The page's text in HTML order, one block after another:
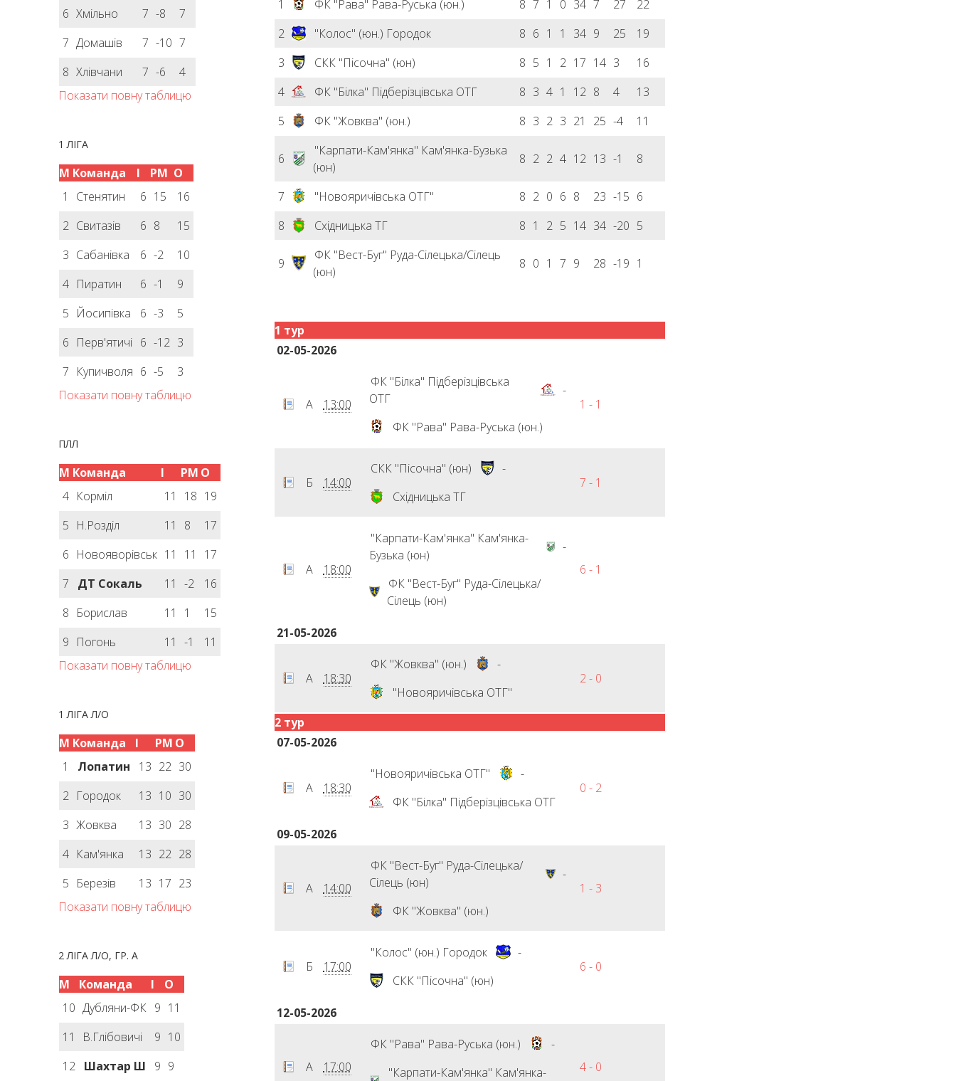
6 Хмільно 7 -8
7
7 Домашів 7 -10 7
8 Хлівчани 7 -6
4
Показати повну таблицю
1 ЛІГА
М Команда І РМ О
1
Стенятин 6 15
16
2 Свитазів 6 8
15
3 Сабанівка 6 -2
10
4 Пиратин 6 -1
9
5 Йосипівка 6 -3
5
6 Перв'ятичі 6 -12 3
7 Купичволя 6 -5
3
Показати повну таблицю
ПЛЛ
М Команда І РМ О
4 Корміл 11 18 19
5 Н.Розділ 11 8
17
6 Новояворівськ 11 11
17
7
ДТ Сокаль 11 -2
16
8 Борислав 11 1
15
9 Погонь 11 -1
11
Показати повну таблицю
1 ЛІГА Л/О
М Команда І РМ О
1
Лопатин 13 22 30
2 Городок 13 10 30
3 Жовква 13 30 28
4 Кам'янка 13 22 28
5 Березів 13 17 23
Показати повну таблицю
2 ЛІГА Л/О, ГР. А
М Команда І
О
10 Дубляни-ФК 9 11
11
В.Глібовичі 9 10
12 Шахтар Ш 9 9
1
ФК "Рава" Рава-Руська (юн.) 8 7 1 0 34 7 27
22
2
"Колос" (юн.) Городок 8 6 1 1 34 9 25
19
3
СКК "Пісочна" (юн) 8 5 1 2 17 14 3
16
4
ФК "Білка" Підберізцівська ОТГ 8 3 4 1 12 8 4
13
5
ФК "Жовква" (юн.) 8 3 2 3 21 25 -4 11
6
"Карпати-Кам'янка" Кам'янка-Бузька
(юн)
8 2 2 4 12 13 -1 8
7 "Новояричівська ОТГ" 8 2 0 6 8 23 -15 6
8
Східницька ТГ 8 1 2 5 14 34 -20 5
9
ФК "Вест-Буг" Руда-Сілецька/Сілець
(юн)
8 0 1 7 9 28 -19 1
1 тур
02-05-2026
А 13:00
ФК "Білка" Підберізцівська
ОТГ
-
ФК "Рава" Рава-Руська (юн.)
1 - 1
Б 14:00
СКК "Пісочна" (юн)
-
Східницька ТГ
7 - 1
А 18:00
"Карпати-Кам'янка" Кам'янка-
Бузька (юн)
-
ФК "Вест-Буг" Руда-Сілецька/
Сілець (юн)
6 - 1
21-05-2026
А 18:30
ФК "Жовква" (юн.)
-
"Новояричівська ОТГ"
2 - 0
2 тур
07-05-2026
А 18:30
"Новояричівська ОТГ"
-
ФК "Білка" Підберізцівська ОТГ
0 - 2
09-05-2026
А 14:00
ФК "Вест-Буг" Руда-Сілецька/
Сілець (юн)
-
ФК "Жовква" (юн.)
1 - 3
Б 17:00
"Колос" (юн.) Городок
-
СКК "Пісочна" (юн)
6 - 0
12-05-2026
А 17:00
ФК "Рава" Рава-Руська (юн.)
-
"Карпати-Кам'янка" Кам'янка-
4 - 0